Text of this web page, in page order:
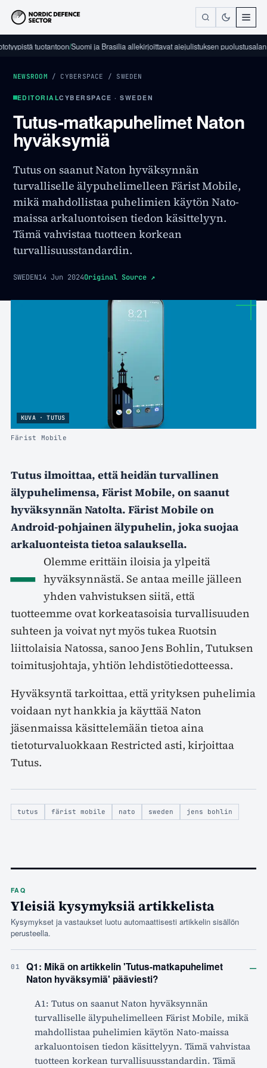
tuotantoon/Suomi ja Brasilia allekirjoittavat aiejulistuksen puolustusalan
NEWSROOM / CYBERSPACE / SWEDEN
EDITORIALCYBERSPACE · SWEDEN
Tutus-matkapuhelimet Naton
hyväksymiä
Tutus on saanut Naton hyväksynnän
turvalliselle älypuhelimelleen Färist Mobile,
mikä mahdollistaa puhelimien käytön Nato-
maissa arkaluontoisen tiedon käsittelyyn.
Tämä vahvistaa tuotteen korkean
turvallisuusstandardin.
SWEDEN14 Jun 2024Original Source ↗
KUVA · TUTUS
Färist Mobile
Tutus ilmoittaa, että heidän turvallinen
älypuhelimensa, Färist Mobile, on saanut
hyväksynnän Natolta. Färist Mobile on
Android-pohjainen älypuhelin, joka suojaa
arkaluonteista tietoa salauksella.
– Olemme erittäin iloisia ja ylpeitä
hyväksynnästä. Se antaa meille jälleen
yhden vahvistuksen siitä, että
tuotteemme ovat korkeatasoisia turvallisuuden
suhteen ja voivat nyt myös tukea Ruotsin
liittolaisia Natossa, sanoo Jens Bohlin, Tutuksen
toimitusjohtaja, yhtiön lehdistötiedotteessa.
Hyväksyntä tarkoittaa, että yrityksen puhelimia
voidaan nyt hankkia ja käyttää Naton
jäsenmaissa käsittelemään tietoa aina
tietoturvaluokkaan Restricted asti, kirjoittaa
Tutus.
tutus färist mobile nato sweden jens bohlin
FAQ
Yleisiä kysymyksiä artikkelista
Kysymykset ja vastaukset luotu automaattisesti artikkelin sisällön
perusteella.
01
Q1: Mikä on artikkelin 'Tutus-matkapuhelimet
Naton hyväksymiä' pääviesti?
–
A1: Tutus on saanut Naton hyväksynnän
turvalliselle älypuhelimelleen Färist Mobile, mikä
mahdollistaa puhelimien käytön Nato-maissa
arkaluontoisen tiedon käsittelyyn. Tämä vahvistaa
tuotteen korkean turvallisuusstandardin. Tämä